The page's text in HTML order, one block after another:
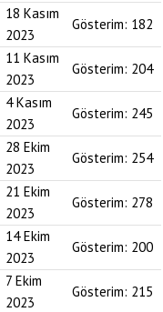
18 Kasım
2023
Gösterim: 182
11 Kasım
2023
Gösterim: 204
4 Kasım
2023
Gösterim: 245
28 Ekim
2023
Gösterim: 254
21 Ekim
2023
Gösterim: 278
14 Ekim
2023
Gösterim: 200
7 Ekim
2023
Gösterim: 215